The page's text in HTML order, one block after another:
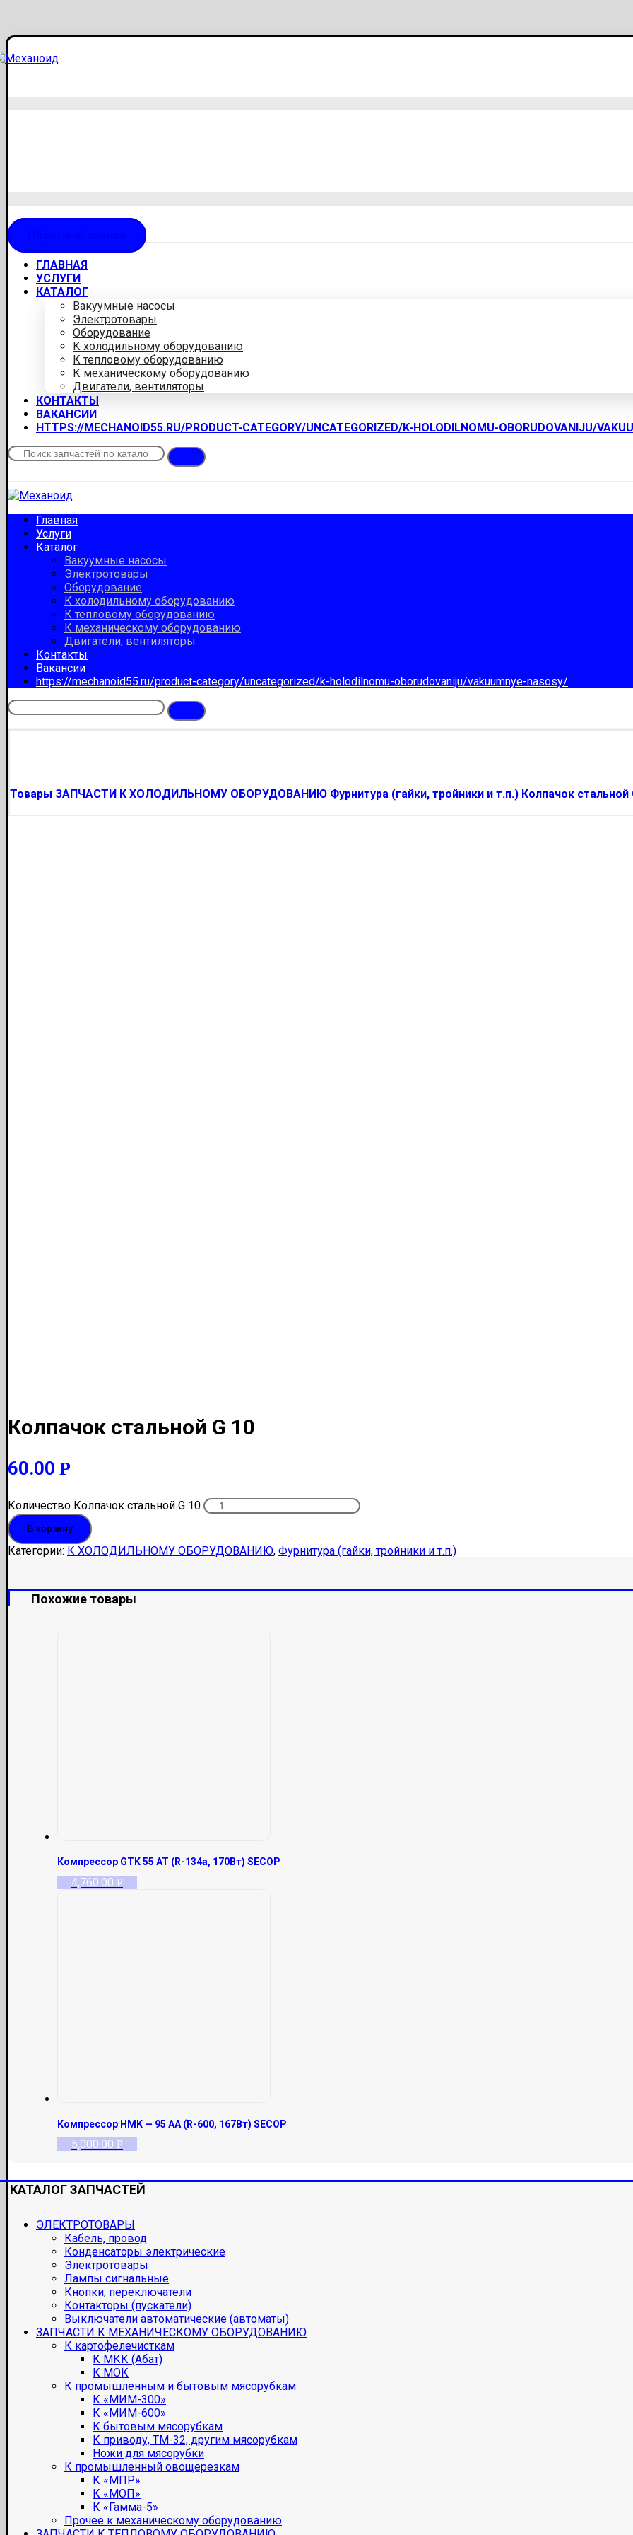
ГЛАВНАЯ
УСЛУГИ
КАТАЛОГ
Вакуумные насосы
Электротовары
Оборудование
К холодильному оборудованию
К тепловому оборудованию
К механическому оборудованию
Двигатели, вентиляторы
КОНТАКТЫ
ВАКАНСИИ
HTTPS://MECHANOID55.RU/PRODUCT-CATEGORY/UNCATEGORIZED/K-HOLODILNOMU-OBORUDOVANIJU/
Главная
Услуги
Каталог
Вакуумные насосы
Электротовары
Оборудование
К холодильному оборудованию
К тепловому оборудованию
К механическому оборудованию
Двигатели, вентиляторы
Контакты
Вакансии
https://mechanoid55.ru/product-category/uncategorized/k-holodilnomu-oborudovaniju/vakuumnye-nasosy/
Товары ЗАПЧАСТИ К ХОЛОДИЛЬНОМУ ОБОРУДОВАНИЮ Фурнитура (гайки, тройники и т.п.) Колпачок стальной
Колпачок стальной G 10
60.00 Р
Количество Колпачок стальной G 10
В корзину
Категории: К ХОЛОДИЛЬНОМУ ОБОРУДОВАНИЮ, Фурнитура (гайки, тройники и т.п.)
Похожие товары
Компрессор GTK 55 AT (R-134a, 170Вт) SECOP
4,760.00 Р
Компрессор HMK — 95 AA (R-600, 167Вт) SECOP
5,000.00 Р
КАТАЛОГ ЗАПЧАСТЕЙ
ЭЛЕКТРОТОВАРЫ
Кабель, провод
Конденсаторы электрические
Электротовары
Лампы сигнальные
Кнопки, переключатели
Контакторы (пускатели)
Выключатели автоматические (автоматы)
ЗАПЧАСТИ К МЕХАНИЧЕСКОМУ ОБОРУДОВАНИЮ
К картофелечисткам
К МКК (Абат)
К МОК
К промышленным и бытовым мясорубкам
К «МИМ-300»
К «МИМ-600»
К бытовым мясорубкам
К приводу, ТМ-32, другим мясорубкам
Ножи для мясорубки
К промышленный овощерезкам
К «МПР»
К «МОП»
К «Гамма-5»
Прочее к механическому оборудованию